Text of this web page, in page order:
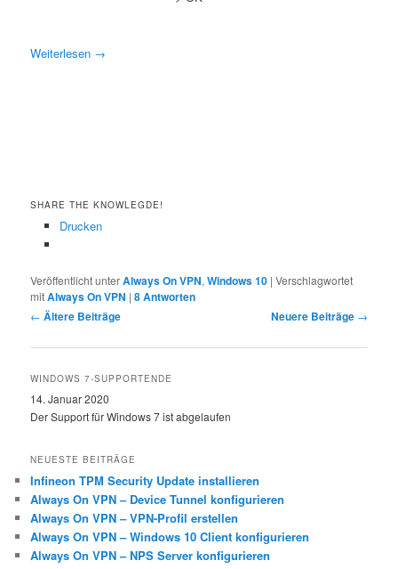
Weiterlesen →
SHARE THE KNOWLEGDE!
Drucken
Veröffentlicht unterAlways On VPN,Windows 10 |Verschlagwortet
mitAlways On VPN |8Antworten
Beitragsnavigation
← Ältere Beiträge Neuere Beiträge →
WINDOWS 7-SUPPORTENDE
14. Januar 2020
Der Support für Windows 7 ist abgelaufen
NEUESTE BEITRÄGE
Infineon TPM Security Update installieren
Always On VPN – Device Tunnel konfigurieren
Always On VPN – VPN-Profil erstellen
Always On VPN – Windows 10 Client konfigurieren
Always On VPN – NPS Server konfigurieren